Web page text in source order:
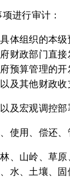
进行审计：
体组织的本
财政部门直
预算管理的
及其他财政收
及宏观调控部
使用、偿还
、山岭、草
水、土壤、